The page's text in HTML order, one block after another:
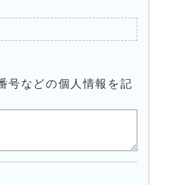
号などの個人情報を記